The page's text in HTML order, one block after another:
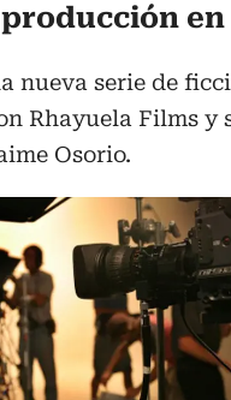
en
nueva serie de
Rhayuela Films y
Osorio.